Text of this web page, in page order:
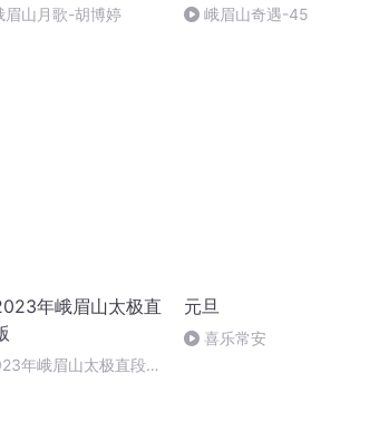
眉山月歌-胡博婷 峨眉山奇遇-45
年峨眉山太极直
年峨眉山太极直段升
元旦
喜乐常安